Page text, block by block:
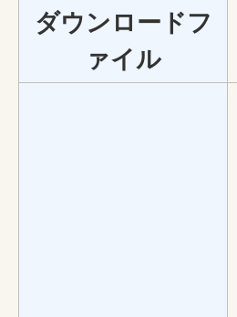
ダウンロードフ
ァイル